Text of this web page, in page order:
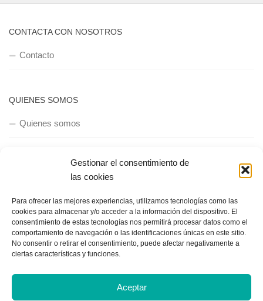
Gestionar el consentimiento de
las cookies
Para ofrecer las mejores experiencias, utilizamos tecnologías como las
cookies para almacenar y/o acceder a la información del dispositivo. El
consentimiento de estas tecnologías nos permitirá procesar datos como el
comportamiento de navegación o las identificaciones únicas en este sitio.
No consentir o retirar el consentimiento, puede afectar negativamente a
ciertas características y funciones.
Aceptar
CONTACTA CON NOSOTROS
Contacto
QUIENES SOMOS
Quienes somos
POLÍTICA DE PRIVACIDAD
Copyright © 2018, Equipo IIColumnas